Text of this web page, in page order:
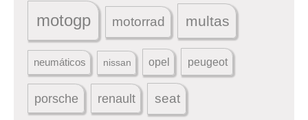
motogp motorrad multas
neumáticos nissan opel peugeot
porsche renault seat